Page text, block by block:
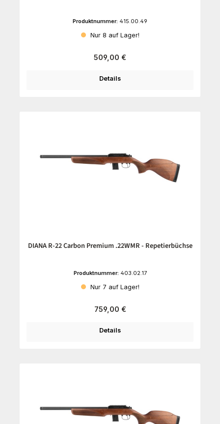
Produktnummer: 415.00.49
Nur 8 auf Lager!
Regulärer Preis:
509,00 €
Details
DIANA R-22 Carbon Premium .22WMR - Repetierbüchse
Produktnummer: 403.02.17
Nur 7 auf Lager!
Regulärer Preis:
759,00 €
Details